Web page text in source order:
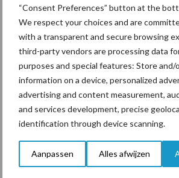
“Consent Preferences” button at the
We respect your choices and are
with a transparent and secure browsing
third-party vendors are processing data
purposes and special features: Store and/
information on a device, personalized
advertising and content measurement,
and services development, precise
identification through device scanning.
Aanpassen Alles afwijzen
runderen. Je kunt het gebruiken om stress
...Lees meer
25 november 2025